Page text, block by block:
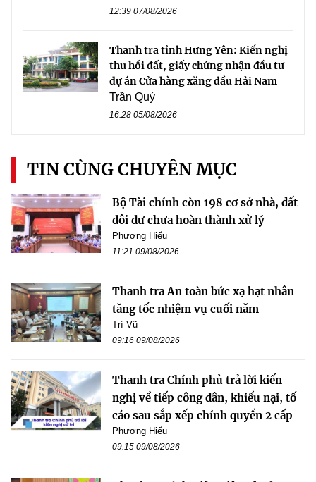
12:39 07/08/2026
Thanh tra tỉnh Hưng Yên: Kiến nghị
thu hồi đất, giấy chứng nhận đầu tư
dự án Cửa hàng xăng dầu Hải Nam
Trần Quý
16:28 05/08/2026
TIN CÙNG CHUYÊN MỤC
Bộ Tài chính còn 198 cơ sở nhà, đất
dôi dư chưa hoàn thành xử lý
Phương Hiếu
11:21 09/08/2026
Thanh tra An toàn bức xạ hạt nhân
tăng tốc nhiệm vụ cuối năm
Trí Vũ
09:16 09/08/2026
Thanh tra Chính phủ trả lời kiến
nghị về tiếp công dân, khiếu nại, tố
cáo sau sắp xếp chính quyền 2 cấp
Phương Hiếu
09:15 09/08/2026